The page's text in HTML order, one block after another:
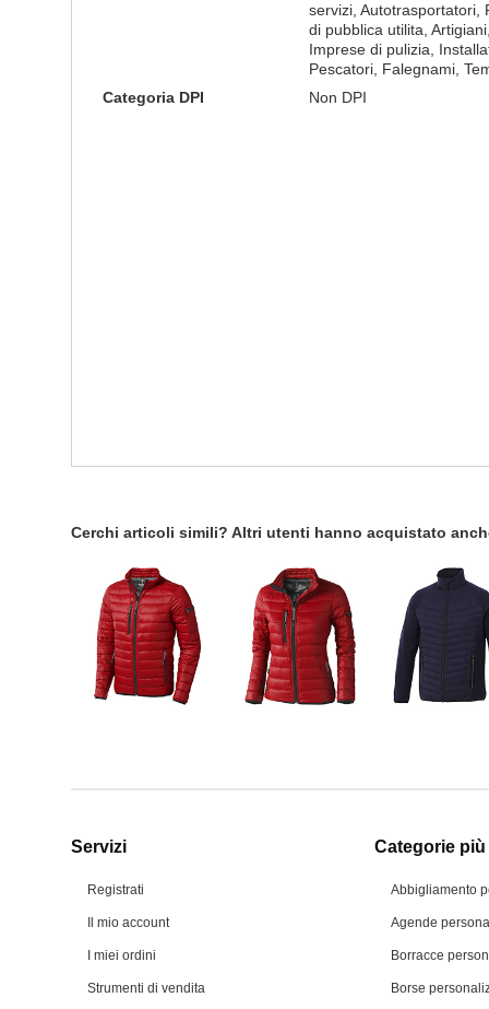
servizi, Autotrasportatori,
di pubblica utilita,
Imprese di pulizia,
Pescatori, Falegnami,
Categoria DPI
Non DPI
Cerchi articoli simili? Altri utenti hanno acquistato
Servizi
Registrati
Il mio account
I miei ordini
Strumenti di vendita
Categorie
Abbigliamento
Agende
Borracce
Borse